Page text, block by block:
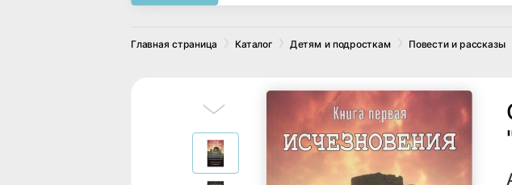
Главная страница Каталог Детям и подросткам Повести и рассказы